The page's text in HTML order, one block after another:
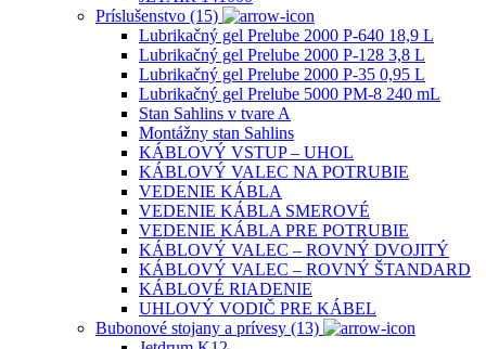
Príslušenstvo (15)
Lubrikačný gel Prelube 2000 P-640 18,9 L
Lubrikačný gel Prelube 2000 P-128 3,8 L
Lubrikačný gel Prelube 2000 P-35 0,95 L
Lubrikačný gel Prelube 5000 PM-8 240 mL
Stan Sahlins v tvare A
Montážny stan Sahlins
KÁBLOVÝ VSTUP – UHOL
KÁBLOVÝ VALEC NA POTRUBIE
VEDENIE KÁBLA
VEDENIE KÁBLA SMEROVÉ
VEDENIE KÁBLA PRE POTRUBIE
KÁBLOVÝ VALEC – ROVNÝ DVOJITÝ
KÁBLOVÝ VALEC – ROVNÝ ŠTANDARD
KÁBLOVÉ RIADENIE
UHLOVÝ VODIČ PRE KÁBEL
Bubonové stojany a prívesy (13)